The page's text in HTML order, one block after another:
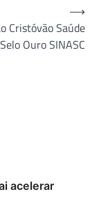
Cristóvão Saúde
Ouro SINASC
⟶
acelerar